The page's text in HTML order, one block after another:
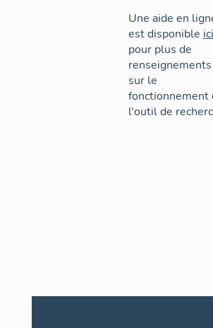
Une aide en
est disponible ici
pour plus de
renseignements
sur le
fonctionnement
l'outil de